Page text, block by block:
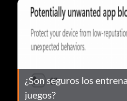
¿Son seguros los
juegos?